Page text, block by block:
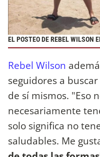
EL POSTEO DE REBEL WILSON
Rebel Wilson
seguidores a
de sí mismos. "Eso
necesariamente
solo significa no
saludables. Me